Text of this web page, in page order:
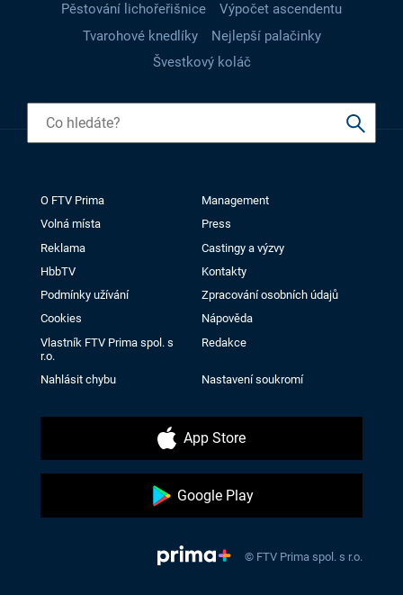
Pěstování lichořeřišnice
Výpočet ascendentu
Tvarohové knedlíky
Nejlepší palačinky
Švestkový koláč
O FTV Prima
Management
Volná místa
Press
Reklama
Castingy a výzvy
HbbTV
Kontakty
Podmínky užívání
Zpracování osobních údajů
Cookies
Nápověda
Vlastník FTV Prima spol. s
r.o.
Redakce
Nahlásit chybu Nastavení soukromí
App Store
Google Play
© FTV Prima spol. s r.o.